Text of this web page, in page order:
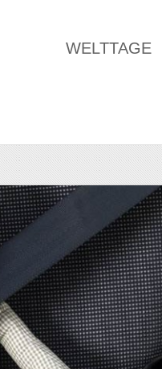
WELTTAGE